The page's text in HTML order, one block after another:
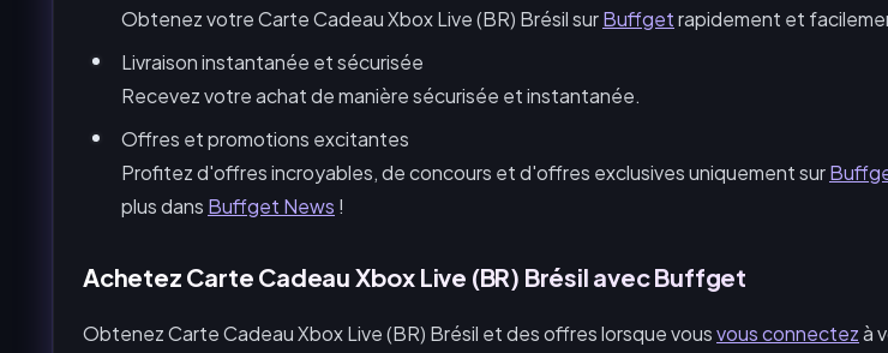
Obtenez votre Carte Cadeau Xbox Live (BR) Brésil surBuffgetrapidement et
Livraison instantanée et sécurisée
Recevez votre achat de manière sécurisée et instantanée.
Offres et promotions excitantes
Profitez d'offres incroyables, de concours et d'offres exclusives uniquement sur
plus dans Buffget News !
Achetez Carte Cadeau Xbox Live (BR) Brésil avec Buffget
Obtenez Carte Cadeau Xbox Live (BR) Brésil et des offres lorsque vousvous connectezà